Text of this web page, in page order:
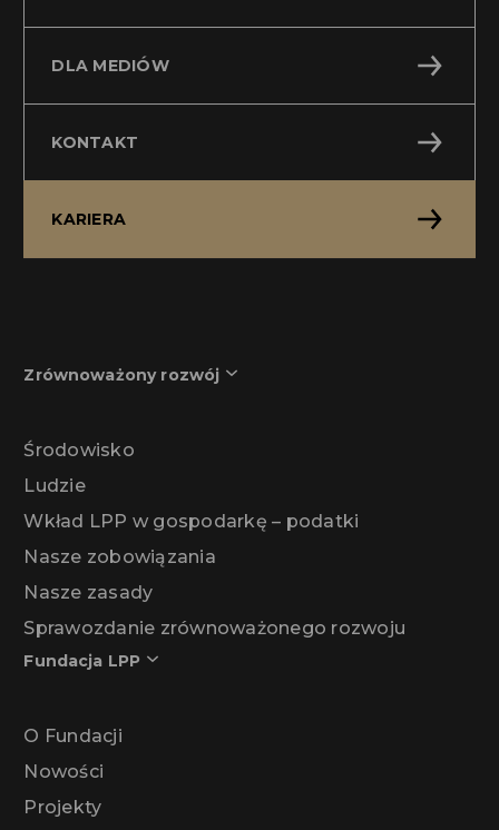
DLA MEDIÓW
KONTAKT
KARIERA
Zrównoważony rozwój
Środowisko
Ludzie
Wkład LPP w gospodarkę – podatki
Nasze zobowiązania
Nasze zasady
Sprawozdanie zrównoważonego rozwoju
Fundacja LPP
O Fundacji
Nowości
Projekty